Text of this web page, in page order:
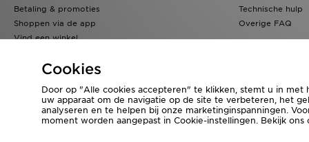
Betaling & promoties
Shoppen via de app
Vind een winkel
Technische hulp
Overige FAQ
Bezoek onze bedrijfswebsite www.jdplc.com
Copyright © 2026 JD Sports Fashion Plc, Alle rechten voorbehouden.
Cookies
Door op "Alle cookies accepteren" te klikken, stemt u in met
uw apparaat om de navigatie op de site te verbeteren, het
analyseren en te helpen bij onze marketinginspanningen.
moment worden aangepast in Cookie-instellingen. Bekijk ons